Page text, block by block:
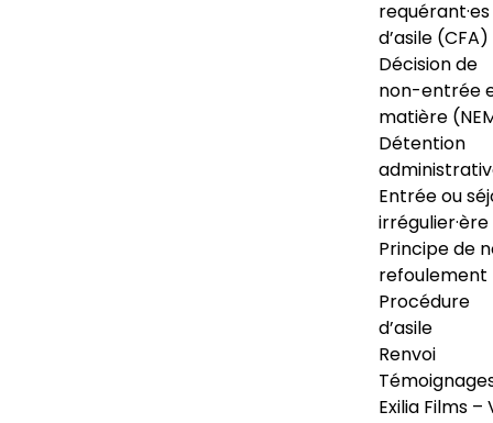
requérant·es
d’asile (CFA)
Décision de
non-entrée
matière
Détention
Entrée ou
irrégulier·ère
Principe de
refoulement
Procédure
d’asile
Renvoi
Exilia Films –